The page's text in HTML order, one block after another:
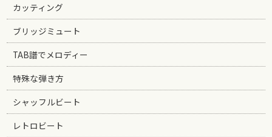
カッティング
ブリッジミュート
TAB譜でメロディー
特殊な弾き方
シャッフルビート
レトロビート